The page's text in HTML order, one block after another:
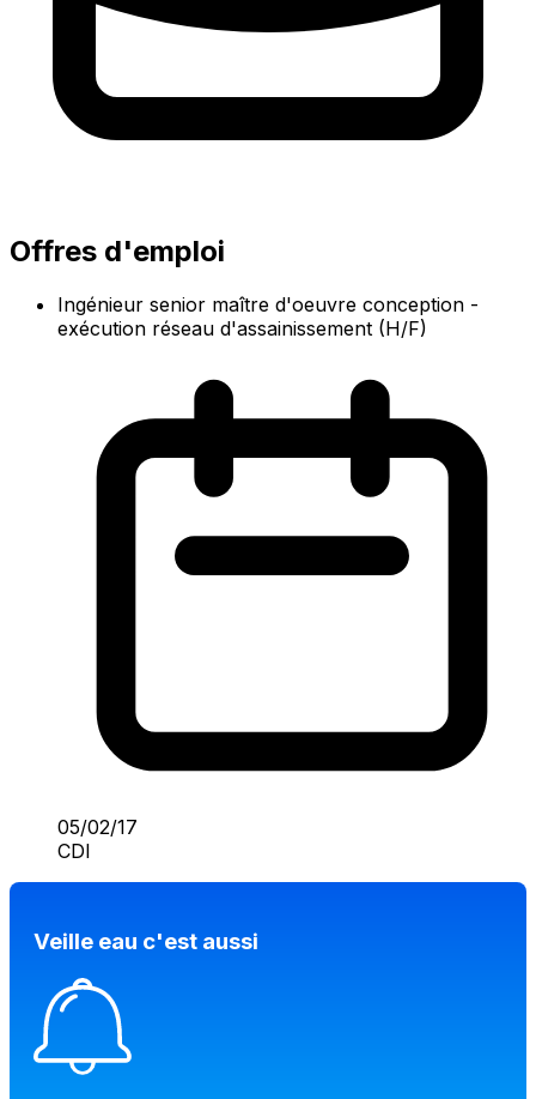
Offres d'emploi
Ingénieur senior maître d'oeuvre conception -
exécution réseau d'assainissement (H/F)
05/02/17
CDI
Veille eau c'est aussi